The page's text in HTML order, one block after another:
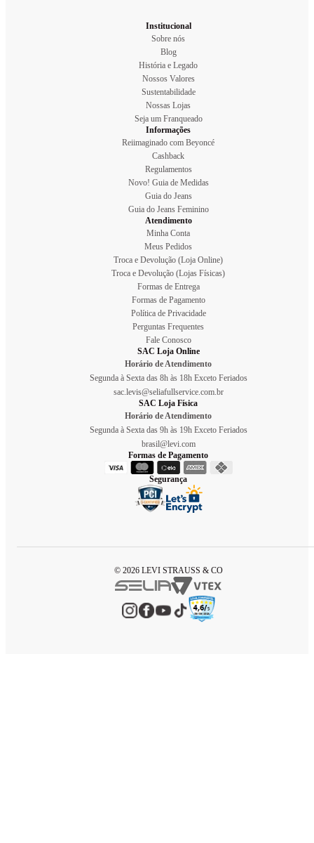
Institucional
Sobre nós
Blog
História e Legado
Nossos Valores
Sustentabilidade
Nossas Lojas
Seja um Franqueado
Informações
Reiimaginado com Beyoncé
Cashback
Regulamentos
Novo! Guia de Medidas
Guia do Jeans
Guia do Jeans Feminino
Atendimento
Minha Conta
Meus Pedidos
Troca e Devolução (Loja Online)
Troca e Devolução (Lojas Físicas)
Formas de Entrega
Formas de Pagamento
Política de Privacidade
Perguntas Frequentes
Fale Conosco
SAC Loja Online
Horário de Atendimento
Segunda à Sexta das 8h às 18h Exceto Feriados
sac.levis@seliafullservice.com.br
SAC Loja Física
Horário de Atendimento
Segunda à Sexta das 9h às 19h Exceto Feriados
brasil@levi.com
Formas de Pagamento
Segurança
© 2026 LEVI STRAUSS & CO